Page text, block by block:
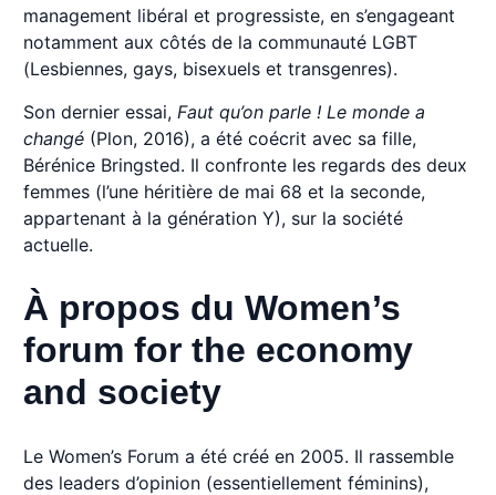
management libéral et progressiste, en s’engageant
notamment aux côtés de la communauté LGBT
(Lesbiennes, gays, bisexuels et transgenres).
Son dernier essai, Faut qu’on parle ! Le monde a
changé (Plon, 2016), a été coécrit avec sa fille,
Bérénice Bringsted. Il confronte les regards des deux
femmes (l’une héritière de mai 68 et la seconde,
appartenant à la génération Y), sur la société
actuelle.
À propos du Women’s
forum for the economy
and society
Le Women’s Forum a été créé en 2005. Il rassemble
des leaders d’opinion (essentiellement féminins),